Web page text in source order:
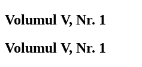
Volumul V, Nr. 1
Volumul V, Nr. 1